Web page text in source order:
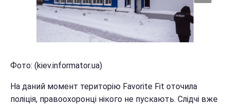
Фото: (kiev.informator.ua)
На даний момент територію Favorite Fit оточила
поліція, правоохоронці нікого не пускають. Слідчі вже